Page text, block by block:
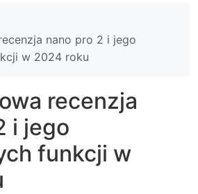
nano pro 2 i jego
w 2024 roku
recenzja
i jego
funkcji w